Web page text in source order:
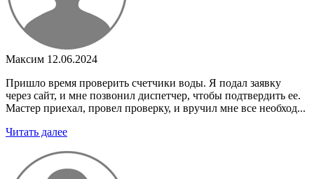
Максим 12.06.2024
Пришло время проверить счетчики воды. Я подал заявку
через сайт, и мне позвонил диспетчер, чтобы подтвердить ее.
Мастер приехал, провел проверку, и вручил мне все необход...
Читать далее